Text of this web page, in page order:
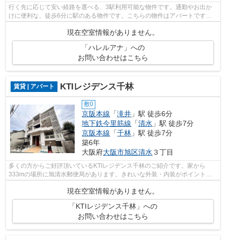
行く先に応じて安い経路を選べる、3駅利用可能な物件です。通勤やお出か
けに便利な、徒歩6分に駅のある物件です。こちらの物件はアパートです。
カード決済で手元にお金がなくても初期...
現在空室情報がありません。
「ハレルアナ」への
お問い合わせはこちら
賃貸 | アパート KTIレジデンス千林
敷0
京阪本線 「滝井 」駅 徒歩6分
地下鉄今里筋線 「清水 」駅 徒歩7分
京阪本線 「千林 」駅 徒歩7分
築6年
大阪府大阪市旭区清水３丁目
多くの方からご好評頂いているKTIレジデンス千林のご紹介です。家から
333mの場所に旭清水郵便局があります。きれいな外装・内装がポイント。
現在空室情報がありません。
「KTIレジデンス千林」への
お問い合わせはこちら